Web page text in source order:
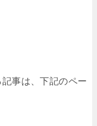
事は、下記のペー